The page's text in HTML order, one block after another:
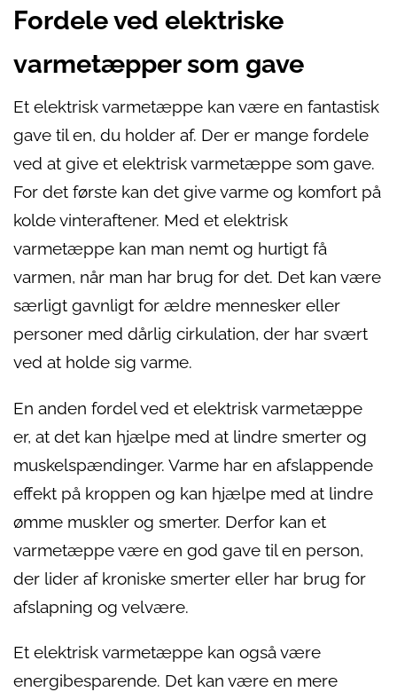
Fordele ved elektriske
varmetæpper som gave
Et elektrisk varmetæppe kan være en fantastisk
gave til en, du holder af. Der er mange fordele
ved at give et elektrisk varmetæppe som gave.
For det første kan det give varme og komfort på
kolde vinteraftener. Med et elektrisk
varmetæppe kan man nemt og hurtigt få
varmen, når man har brug for det. Det kan være
særligt gavnligt for ældre mennesker eller
personer med dårlig cirkulation, der har svært
ved at holde sig varme.
En anden fordel ved et elektrisk varmetæppe
er, at det kan hjælpe med at lindre smerter og
muskelspændinger. Varme har en afslappende
effekt på kroppen og kan hjælpe med at lindre
ømme muskler og smerter. Derfor kan et
varmetæppe være en god gave til en person,
der lider af kroniske smerter eller har brug for
afslapning og velvære.
Et elektrisk varmetæppe kan også være
energibesparende. Det kan være en mere